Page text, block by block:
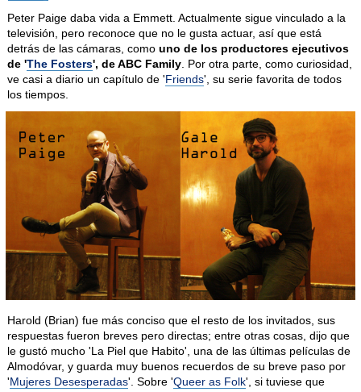
Peter Paige daba vida a Emmett. Actualmente sigue vinculado a la
televisión, pero reconoce que no le gusta actuar, así que está
detrás de las cámaras, como uno de los productores ejecutivos
de 'The Fosters', de ABC Family . Por otra parte, como curiosidad,
ve casi a diario un capítulo de 'Friends', su serie favorita de todos
los tiempos.
Harold (Brian) fue más conciso que el resto de los invitados, sus
respuestas fueron breves pero directas; entre otras cosas, dijo que
le gustó mucho 'La Piel que Habito', una de las últimas películas de
Almodóvar, y guarda muy buenos recuerdos de su breve paso por
'Mujeres Desesperadas'. Sobre 'Queer as Folk', si tuviese que